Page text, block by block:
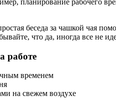
планирование рабочего
беседа за чашкой чая
что да, иногда все не
работе
временем
на свежем воздухе